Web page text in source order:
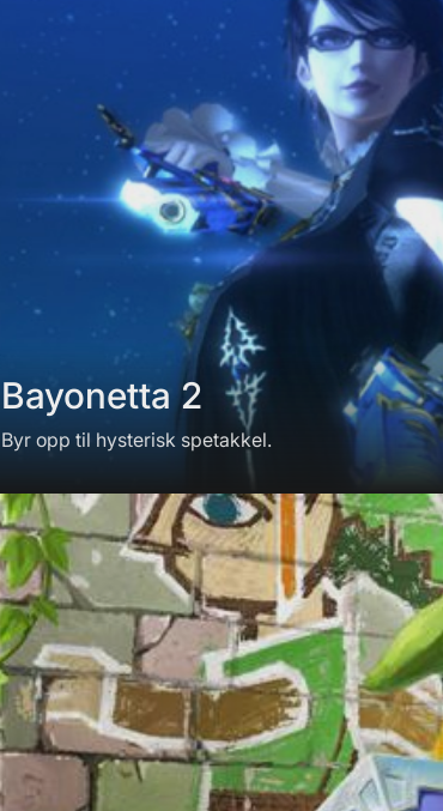
Bayonetta 2
Byr opp til hysterisk spetakkel.